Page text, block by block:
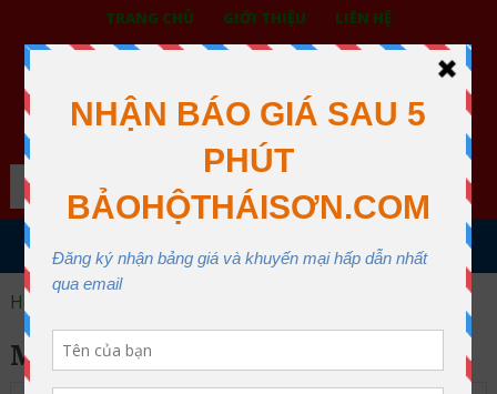
TRANG CHỦ GIỚI THIỆU LIÊN HỆ
BẢO HỘ LAO ĐỘNG THÁI SƠN
XƯỞNG MAY THÁI SƠN QUẬN 12
Search
MENU
Home
MAY ÁO BLOUSE